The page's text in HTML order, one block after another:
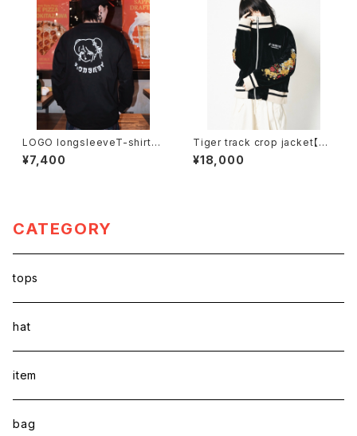
LOGO longsleeveT-shirt
【black】
¥7,400
Tiger track crop jacket【Bl
ack】
¥18,000
CATEGORY
tops
hat
item
bag